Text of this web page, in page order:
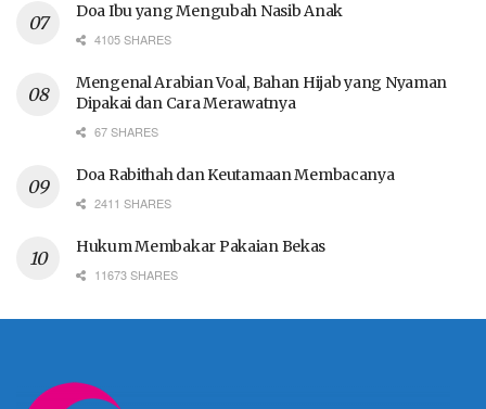
Doa Ibu yang Mengubah Nasib Anak
4105 SHARES
Mengenal Arabian Voal, Bahan Hijab yang Nyaman
Dipakai dan Cara Merawatnya
67 SHARES
Doa Rabithah dan Keutamaan Membacanya
2411 SHARES
Hukum Membakar Pakaian Bekas
11673 SHARES